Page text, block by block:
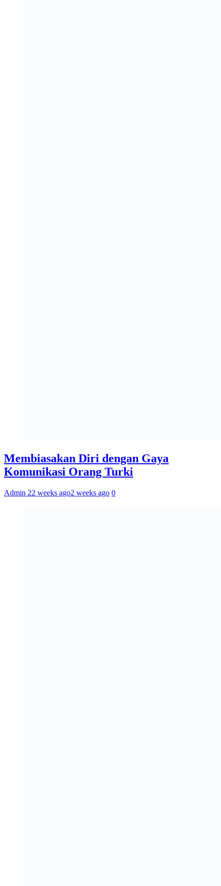
Membiasakan Diri dengan Gaya
Komunikasi Orang Turki
Admin 22 weeks ago2 weeks ago 0